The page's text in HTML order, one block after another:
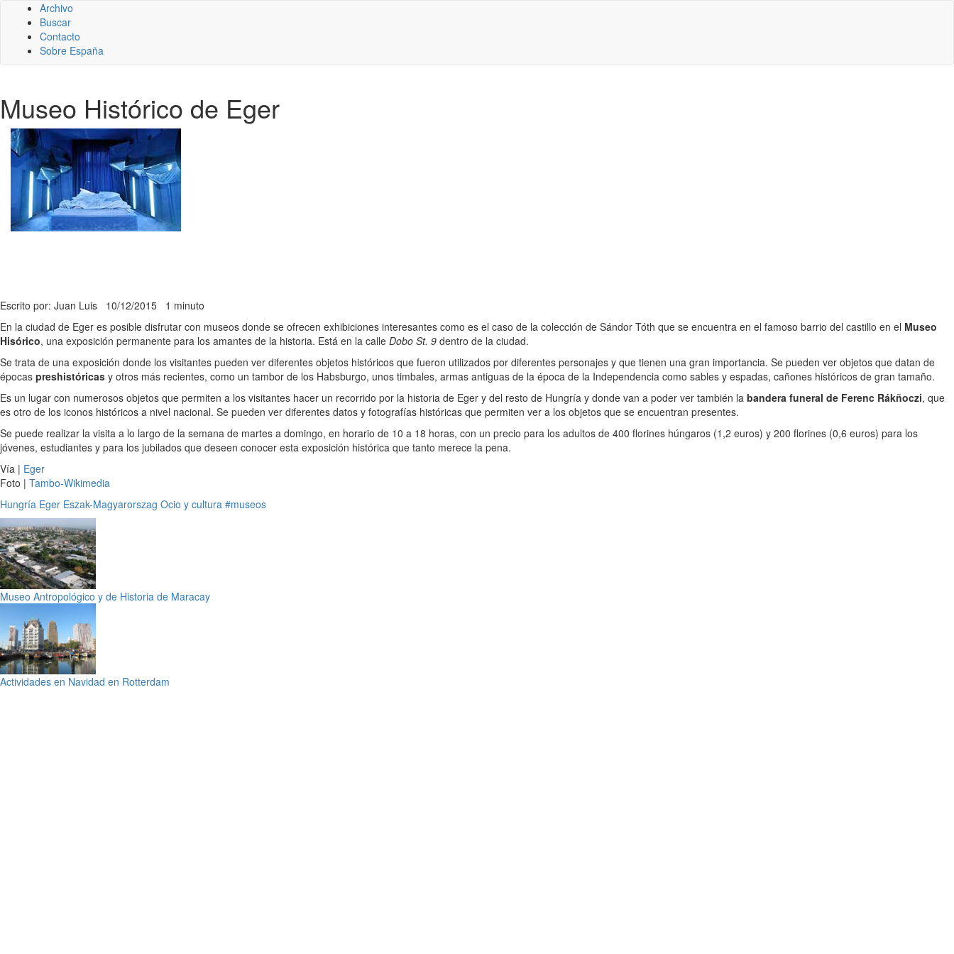
Archivo
Buscar
Contacto
Sobre España
Museo Histórico de Eger
Escrito por: Juan Luis 10/12/2015 1 minuto
En la ciudad de Eger es posible disfrutar con museos donde se ofrecen exhibiciones interesantes como es el caso de la colección de Sándor Tóth que se encuentra en el famoso barrio del castillo en el Museo
Hisórico, una exposición permanente para los amantes de la historia. Está en la calle Dobo St. 9 dentro de la ciudad.
Se trata de una exposición donde los visitantes pueden ver diferentes objetos históricos que fueron utilizados por diferentes personajes y que tienen una gran importancia. Se pueden ver objetos que datan de
épocas preshistóricas y otros más recientes, como un tambor de los Habsburgo, unos timbales, armas antiguas de la época de la Independencia como sables y espadas, cañones históricos de gran tamaño.
Es un lugar con numerosos objetos que permiten a los visitantes hacer un recorrido por la historia de Eger y del resto de Hungría y donde van a poder ver también la bandera funeral de Ferenc Rákñoczi, que
es otro de los iconos históricos a nivel nacional. Se pueden ver diferentes datos y fotografías históricas que permiten ver a los objetos que se encuentran presentes.
Se puede realizar la visita a lo largo de la semana de martes a domingo, en horario de 10 a 18 horas, con un precio para los adultos de 400 florines húngaros (1,2 euros) y 200 florines (0,6 euros) para los
jóvenes, estudiantes y para los jubilados que deseen conocer esta exposición histórica que tanto merece la pena.
Vía | Eger
Foto | Tambo-Wikimedia
Hungría Eger Eszak-Magyarorszag Ocio y cultura #museos
Museo Antropológico y de Historia de Maracay
Actividades en Navidad en Rotterdam